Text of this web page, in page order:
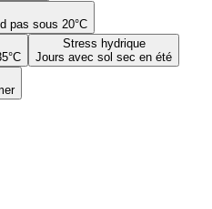
pas sous 20°C
Stress hydrique
Jours avec sol sec en été